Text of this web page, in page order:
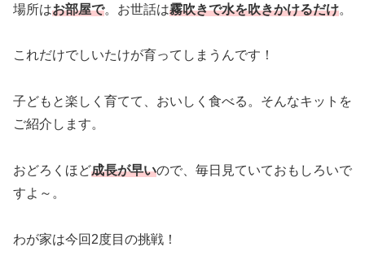
場所はお部屋で。お世話は霧吹きで水を吹きかけるだけ。
これだけでしいたけが育ってしまうんです！
子どもと楽しく育てて、おいしく食べる。そんなキットを
ご紹介します。
おどろくほど成長が早いので、毎日見ていておもしろいで
すよ～。
わが家は今回2度目の挑戦！